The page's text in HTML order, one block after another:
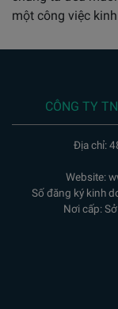
một công việc
CÔNG TY
Địa chỉ:
Website:
Số đăng ký kinh
Nơi cấp: